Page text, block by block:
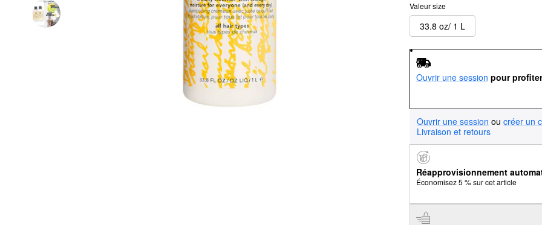
Valeur size
33.8 oz/ 1 L
Ouvrir une session pour
Ouvrir une session ou créer un
Livraison et retours
Réapprovisionnement
Économisez 5 % sur cet article